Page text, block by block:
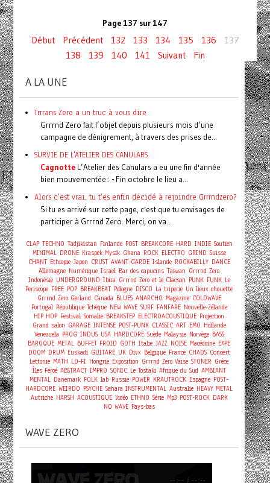
Page 137 sur 147
Début Précédent 132 133 134 135 136
137
138
139 140 141 Suivant Fin
A LA UNE
Trrrans Zero a un truc à vous dire
Grrrnd Zero fait l’objet depuis plusieurs mois d’une
campagne de dénigrement, à travers des prises de...
SURVIE DE L'ATELIER DES CANULARS
CagnotteL’Atelier des Canulars a eu une fin d'année
bien mouvementée : - Fin octobre le lieu a...
Alors c'est vrai, tu t'es enfin décidé à rejoindre Grrrndzero?
Si tu es arrivé sur cette page, c'est que tu envisages de
participer à Grrrnd Zero. Merci, on va...
CLAP TECHNO Tadjikistan Finlande POST BREAKCORE HARD INDIE Soutien
MINIMAL DRONE Kraspek Mysik Ghana ROCK ELECTRO GRIND Suisse
CHANT Ethiopie Japon CRUST AVANT-GARDE Islande ROCKABILLY DANCE
Allemagne Numérique Israel Bar des capucins Taiwan Grrrnd Zero
Indonésie UNDERGROUND Ibiza Grrrnd Zero et le Clacson PUNK FUNK Le
Periscope FREE POP BREAKBEAT Pologne DISCO La triperie Un lieux chouette
Grrrnd Zero Gerland Canada BLUES ANARCHO Magazine COLDWAVE
Portugal République Tchèque NEW WAVE SURF FANFARE Nouvelle-Zélande
HIP HOP Festival Somalie BREAKSTEP ELECTROACOUSTIQUE Projection
Grand salon GARAGE INTENSE POST-PUNK CLASSIC ART EMO Hollande
Venezuela PROG INDUS USA HARDCORE Suède Malaysie Norvège BASS
BAROQUE METAL BUFFET FROID GOTH Italie JAZZ NOISE Macédoine EXPE
DOOM DRUM Euskadi GUITARE UK Divx Belgique France CHAOS Concert
Lettonie MATH LO-FI Hongrie Exposition Grrrnd Zero Vaise STONER Grèce
Îles Féroé ABSTRACT IMPRO SONIC Le Tostaki Afrique du Sud AMBIANT
MENTAL Danemark FOLK lab Russie POWER KRAUTROCK Espagne POST-
HARDCORE WEIRDO PSYCHE Sahara INSTRUMENTAL Australie HEAVY METAL
Autriche HARSH ACOUSTIQUE Vidéo ETHNO Série Mp3 POST-ROCK DARK
NO WAVE Pays-bas
WAVE ZERO